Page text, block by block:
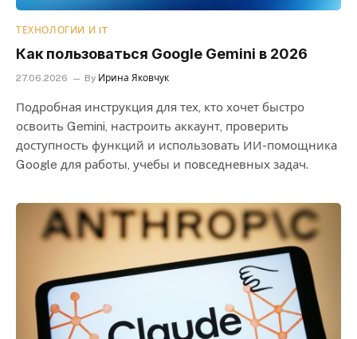
ТЕХНОЛОГИИ И IT
Как пользоваться Google Gemini в 2026
27.06.2026 By Ирина Яковчук
Подробная инструкция для тех, кто хочет быстро
освоить Gemini, настроить аккаунт, проверить
доступность функций и использовать ИИ-помощника
Google для работы, учебы и повседневных задач.